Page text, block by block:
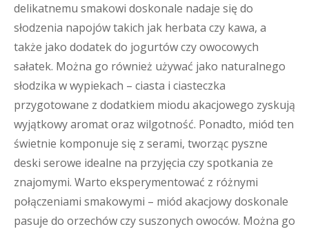
delikatnemu smakowi doskonale nadaje się do
słodzenia napojów takich jak herbata czy kawa, a
także jako dodatek do jogurtów czy owocowych
sałatek. Można go również używać jako naturalnego
słodzika w wypiekach – ciasta i ciasteczka
przygotowane z dodatkiem miodu akacjowego zyskują
wyjątkowy aromat oraz wilgotność. Ponadto, miód ten
świetnie komponuje się z serami, tworząc pyszne
deski serowe idealne na przyjęcia czy spotkania ze
znajomymi. Warto eksperymentować z różnymi
połączeniami smakowymi – miód akacjowy doskonale
pasuje do orzechów czy suszonych owoców. Można go